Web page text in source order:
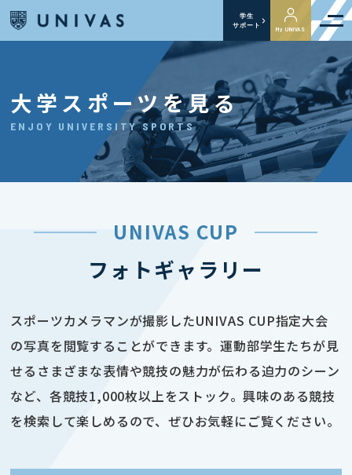
学生
サポート
My UNIVAS
大学スポーツを見る
ENJOY UNIVERSITY SPORTS
UNIVAS CUP
フォトギャラリー
スポーツカメラマンが撮影したUNIVAS CUP指定大会
の写真を閲覧することができます。運動部学生たちが見
せるさまざまな表情や競技の魅力が伝わる迫力のシーン
など、各競技1,000枚以上をストック。興味のある競技
を検索して楽しめるので、ぜひお気軽にご覧ください。